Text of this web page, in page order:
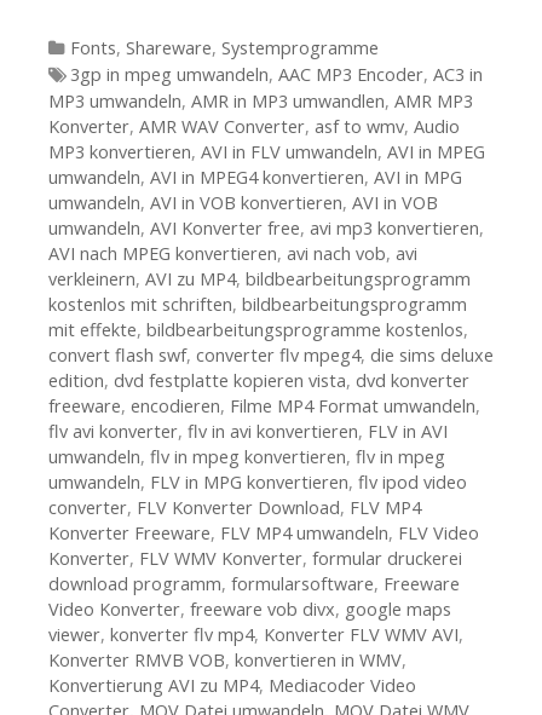
Kategorien
Fonts, Shareware, Systemprogramme
Tags
3gp in mpeg umwandeln, AAC MP3 Encoder, AC3 in
MP3 umwandeln, AMR in MP3 umwandlen, AMR MP3
Konverter, AMR WAV Converter, asf to wmv, Audio
MP3 konvertieren, AVI in FLV umwandeln, AVI in MPEG
umwandeln, AVI in MPEG4 konvertieren, AVI in MPG
umwandeln, AVI in VOB konvertieren, AVI in VOB
umwandeln, AVI Konverter free, avi mp3 konvertieren,
AVI nach MPEG konvertieren, avi nach vob, avi
verkleinern, AVI zu MP4, bildbearbeitungsprogramm
kostenlos mit schriften, bildbearbeitungsprogramm
mit effekte, bildbearbeitungsprogramme kostenlos,
convert flash swf, converter flv mpeg4, die sims deluxe
edition, dvd festplatte kopieren vista, dvd konverter
freeware, encodieren, Filme MP4 Format umwandeln,
flv avi konverter, flv in avi konvertieren, FLV in AVI
umwandeln, flv in mpeg konvertieren, flv in mpeg
umwandeln, FLV in MPG konvertieren, flv ipod video
converter, FLV Konverter Download, FLV MP4
Konverter Freeware, FLV MP4 umwandeln, FLV Video
Konverter, FLV WMV Konverter, formular druckerei
download programm, formularsoftware, Freeware
Video Konverter, freeware vob divx, google maps
viewer, konverter flv mp4, Konverter FLV WMV AVI,
Konverter RMVB VOB, konvertieren in WMV,
Konvertierung AVI zu MP4, Mediacoder Video
Converter, MOV Datei umwandeln, MOV Datei WMV